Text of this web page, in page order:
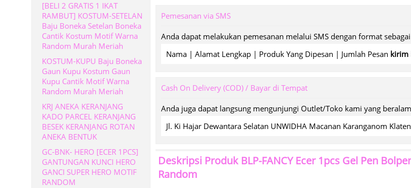
Pemesanan via SMS
Anda dapat melakukan pemesanan melalui SMS dengan format
Nama | Alamat Lengkap | Produk Yang Dipesan | Jumlah Pesan kirim
Cash On Delivery (COD) / Bayar di Tempat
Anda juga dapat langsung mengunjungi Outlet/Toko kami yang
Jl. Ki Hajar Dewantara Selatan UNWIDHA Macanan Karanganom
Deskripsi Produk BLP-FANCY Ecer 1pcs Gel Pen
Random
[BELI 2 GRATIS 1 IKAT
RAMBUT] KOSTUM-SETELAN
Baju Boneka Setelan Boneka
Cantik Kostum Motif Warna
Random Murah Meriah
KOSTUM-KUPU Baju Boneka
Gaun Kupu Kostum Gaun
Kupu Cantik Motif Warna
Random Murah Meriah
KRJ ANEKA KERANJANG
KADO PARCEL KERANJANG
BESEK KERANJANG ROTAN
ANEKA BENTUK
GC-BNK- HERO [ECER 1PCS]
GANTUNGAN KUNCI HERO
GANCI SUPER HERO MOTIF
RANDOM